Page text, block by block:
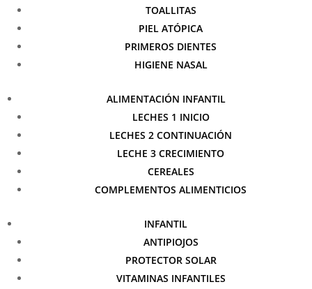
TOALLITAS
PIEL ATÓPICA
PRIMEROS DIENTES
HIGIENE NASAL
ALIMENTACIÓN INFANTIL
LECHES 1 INICIO
LECHES 2 CONTINUACIÓN
LECHE 3 CRECIMIENTO
CEREALES
COMPLEMENTOS ALIMENTICIOS
INFANTIL
ANTIPIOJOS
PROTECTOR SOLAR
VITAMINAS INFANTILES